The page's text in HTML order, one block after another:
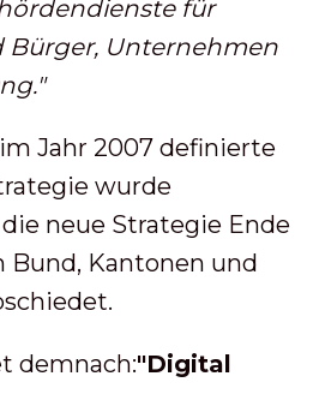
für
Bürger, Unternehmen
Jahr 2007 definierte
wurde
neue Strategie Ende
Bund, Kantonen und
demnach:"Digital